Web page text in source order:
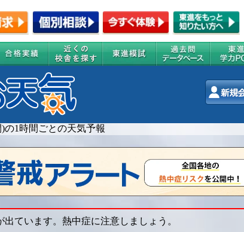
の1時間ごとの天気予報
ています。熱中症に注意しましょう。